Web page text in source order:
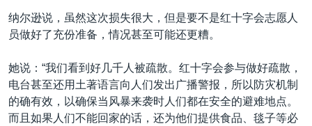
GEN Z 看美国
纳尔逊说，虽然这次损失很大，但是要不是红十字会志愿人
员做好了充份准备，情况甚至可能还更糟。
她说：“我们看到好几千人被疏散。红十字会参与做好疏散，
电台甚至还用土著语言向人们发出广播警报，所以防灾机制
的确有效，以确保当风暴来袭时人们都在安全的避难地点。
而且如果人们不能回家的话，还为他们提供食品、毯子等必